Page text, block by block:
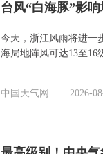
台风“白海豚”影
今天，浙江风雨将进一
海局地阵风可达13至16
中国天气网 2026-